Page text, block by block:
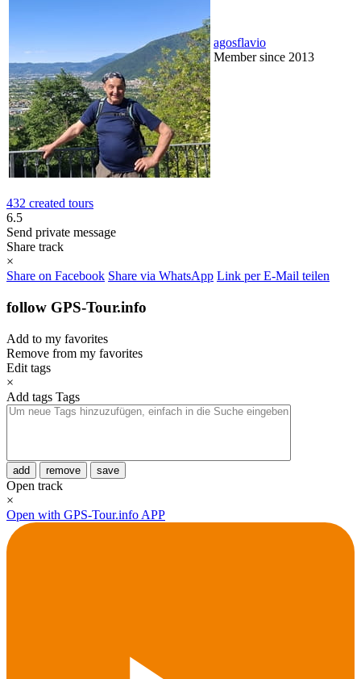
agosflavio
Member since 2013
432 created tours
6.5
Send private message
Share track
×
Share on Facebook Share via WhatsApp Link per E-Mail teilen
follow GPS-Tour.info
Add to my favorites
Remove from my favorites
Edit tags
×
Add tags Tags
add remove save
Open track
×
Open with GPS-Tour.info APP